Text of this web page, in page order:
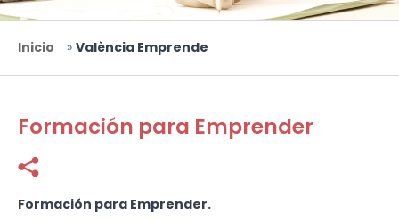
Usted está aquí
Inicio » València Emprende
Formación para Emprender
Formación para Emprender.